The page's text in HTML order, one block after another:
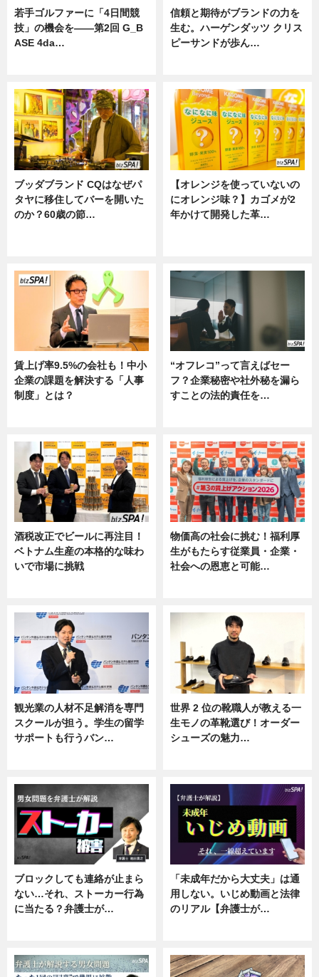
若手ゴルファーに「4日間競
技」の機会を——第2回 G_B
ASE 4da…
信頼と期待がブランドの力を
生む。ハーゲンダッツ クリス
ピーサンドが歩ん…
ブッダブランド CQはなぜパ
タヤに移住してバーを開いた
のか？60歳の節…
【オレンジを使っていないの
にオレンジ味？】カゴメが2
年かけて開発した革…
賃上げ率9.5%の会社も！中小
企業の課題を解決する「人事
制度」とは？
“オフレコ”って言えばセー
フ？企業秘密や社外秘を漏ら
すことの法的責任を…
酒税改正でビールに再注目！
ベトナム生産の本格的な味わ
いで市場に挑戦
物価高の社会に挑む！福利厚
生がもたらす従業員・企業・
社会への恩恵と可能…
観光業の人材不足解消を専門
スクールが担う。学生の留学
サポートも行うバン…
世界 2 位の靴職人が教える一
生モノの革靴選び！オーダー
シューズの魅力…
ブロックしても連絡が止まら
ない…それ、ストーカー行為
に当たる？弁護士が…
「未成年だから大丈夫」は通
用しない。いじめ動画と法律
のリアル【弁護士が…